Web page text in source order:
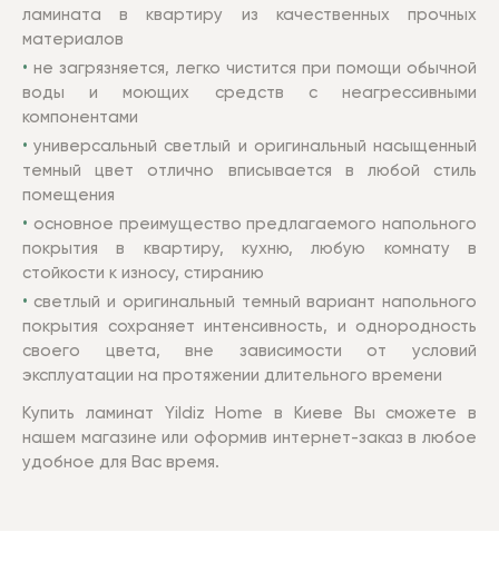
ламината в квартиру из качественных прочных
материалов
не загрязняется, легко чистится при помощи обычной
воды и моющих средств с неагрессивными
компонентами
универсальный светлый и оригинальный насыщенный
темный цвет отлично вписывается в любой стиль
помещения
основное преимущество предлагаемого напольного
покрытия в квартиру, кухню, любую комнату в
стойкости к износу, стиранию
светлый и оригинальный темный вариант напольного
покрытия сохраняет интенсивность, и однородность
своего цвета, вне зависимости от условий
эксплуатации на протяжении длительного времени
Купить ламинат Yildiz Home в Киеве Вы сможете в
нашем магазине или оформив интернет-заказ в любое
удобное для Вас время.